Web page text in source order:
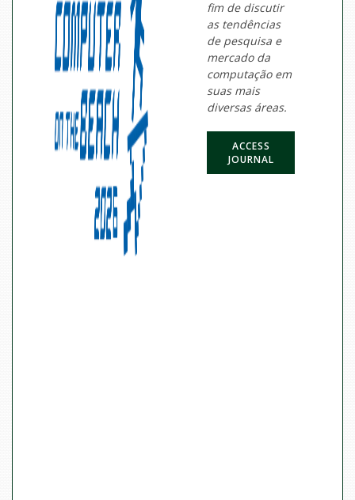
fim de discutir
as tendências
de pesquisa e
mercado da
computação em
suas mais
diversas áreas.
ACCESS
JOURNAL